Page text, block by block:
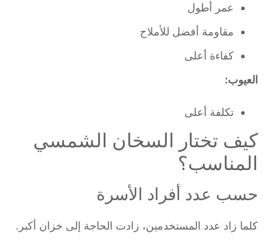
عمر أطول
مقاومة أفضل للأملاح
كفاءة أعلى
العيوب:
تكلفة أعلى
كيف تختار السخان الشمسي
المناسب؟
حسب عدد أفراد الأسرة
كلما زاد عدد المستخدمين، زادت الحاجة إلى خزان أكبر.